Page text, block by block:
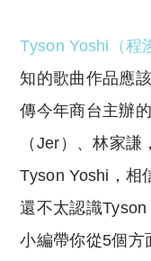
Tyson Yoshi（程
知的歌曲作品應
傳今年商台主辦
（Jer）、林家
Tyson Yoshi，相
還不太認識
小編帶你從5個方